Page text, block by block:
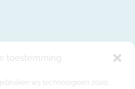
toestemming
wij technologieën zoals